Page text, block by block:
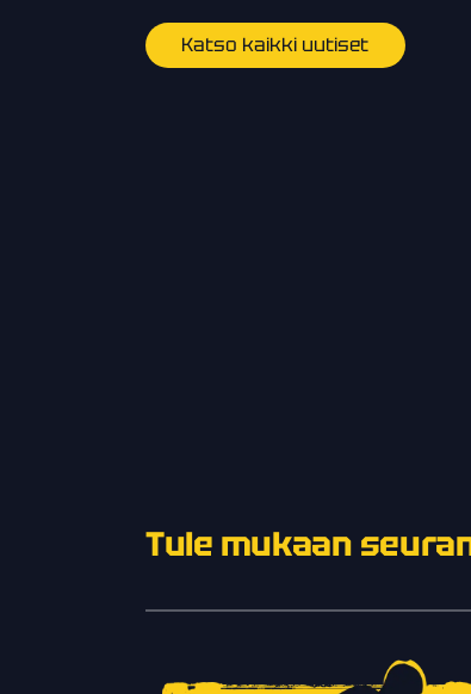
Katso kaikki uutiset
Tule mukaan